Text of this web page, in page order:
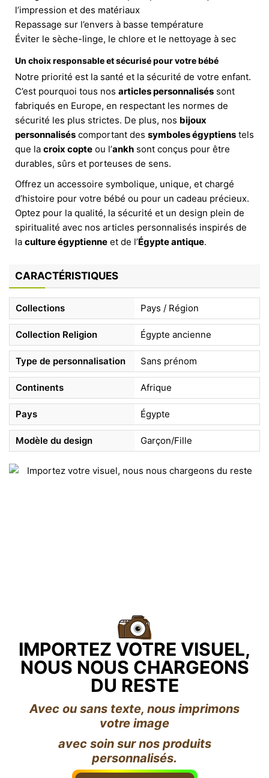
l’impression et des matériaux
Repassage sur l’envers à basse température
Éviter le sèche-linge, le chlore et le nettoyage à sec
Un choix responsable et sécurisé pour votre bébé
Notre priorité est la santé et la sécurité de votre enfant.
C’est pourquoi tous nos articles personnalisés sont
fabriqués en Europe, en respectant les normes de
sécurité les plus strictes. De plus, nos bijoux
personnalisés comportant des symboles égyptiens tels
que la croix copte ou l’ankh sont conçus pour être
durables, sûrs et porteuses de sens.
Offrez un accessoire symbolique, unique, et chargé
d’histoire pour votre bébé ou pour un cadeau précieux.
Optez pour la qualité, la sécurité et un design plein de
spiritualité avec nos articles personnalisés inspirés de
la culture égyptienne et de l’Égypte antique.
CARACTÉRISTIQUES
Collections Pays / Région
Collection Religion Égypte ancienne
Type de personnalisation Sans prénom
Continents Afrique
Pays Égypte
Modèle du design Garçon/Fille
IMPORTEZ VOTRE VISUEL,
NOUS NOUS CHARGEONS
DU RESTE
Avec ou sans texte, nous imprimons
votre image
avec soin sur nos produits
personnalisés.